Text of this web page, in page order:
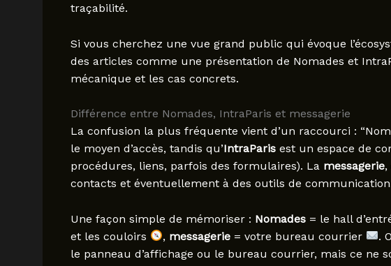
traçabilité.
Si vous cherchez une vue grand public qui évoque
des articles comme une présentation de Nomades et
mécanique et les cas concrets.
Différence entre Nomades, IntraParis et messagerie
La confusion la plus fréquente vient d’un raccourci :
le moyen d’accès, tandis qu’IntraParisest un espace de
procédures, liens, parfois des formulaires). La messagerie,
contacts et éventuellement à des outils de
Une façon simple de mémoriser : Nomades= le hall
et les couloirs
, messagerie= votre bureau courrier
.
le panneau d’affichage ou le bureau courrier, mais ce ne